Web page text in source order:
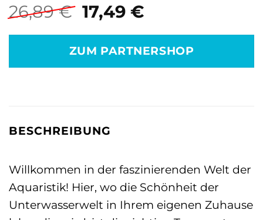
26,89€ Ursprünglicher
Preis
war:
26,89 €
17,49 €Aktueller
ist:
17,49 €.
ZUM PARTNERSHOP
BESCHREIBUNG
Willkommen in der faszinierenden Welt der
Aquaristik! Hier, wo die Schönheit der
Unterwasserwelt in Ihrem eigenen Zuhause